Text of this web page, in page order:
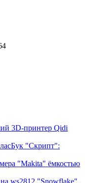
3D-принтер Qidi
"Скрипт":
"Makita" ёмкостью
ws2812 "Snowflake"